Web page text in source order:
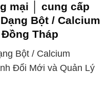
mại │ cung cấp
Bột / Calcium
Tháp
Bột / Calcium
Đổi Mới và Quản Lý